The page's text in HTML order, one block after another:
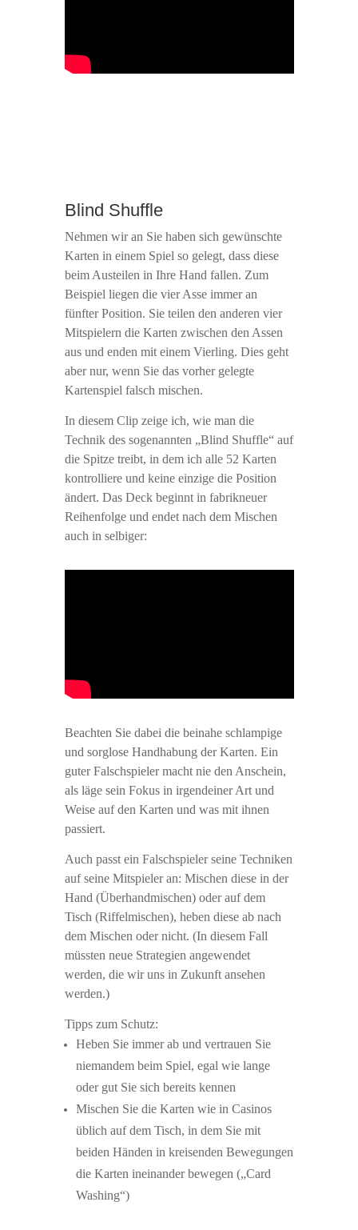
Blind Shuffle
Nehmen wir an Sie haben sich gewünschte
Karten in einem Spiel so gelegt, dass diese
beim Austeilen in Ihre Hand fallen. Zum
Beispiel liegen die vier Asse immer an
fünfter Position. Sie teilen den anderen vier
Mitspielern die Karten zwischen den Assen
aus und enden mit einem Vierling. Dies geht
aber nur, wenn Sie das vorher gelegte
Kartenspiel falsch mischen.
In diesem Clip zeige ich, wie man die
Technik des sogenannten „Blind Shuffle“ auf
die Spitze treibt, in dem ich alle 52 Karten
kontrolliere und keine einzige die Position
ändert. Das Deck beginnt in fabrikneuer
Reihenfolge und endet nach dem Mischen
auch in selbiger:
Beachten Sie dabei die beinahe schlampige
und sorglose Handhabung der Karten. Ein
guter Falschspieler macht nie den Anschein,
als läge sein Fokus in irgendeiner Art und
Weise auf den Karten und was mit ihnen
passiert.
Auch passt ein Falschspieler seine Techniken
auf seine Mitspieler an: Mischen diese in der
Hand (Überhandmischen) oder auf dem
Tisch (Riffelmischen), heben diese ab nach
dem Mischen oder nicht. (In diesem Fall
müssten neue Strategien angewendet
werden, die wir uns in Zukunft ansehen
werden.)
Tipps zum Schutz:
Heben Sie immer ab und vertrauen Sie
niemandem beim Spiel, egal wie lange
oder gut Sie sich bereits kennen
Mischen Sie die Karten wie in Casinos
üblich auf dem Tisch, in dem Sie mit
beiden Händen in kreisenden Bewegungen
die Karten ineinander bewegen („Card
Washing“)